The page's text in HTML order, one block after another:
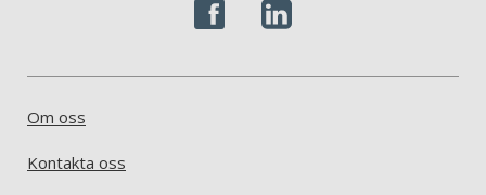
Om oss
Kontakta oss